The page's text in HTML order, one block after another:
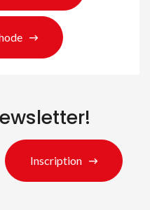
Inscription